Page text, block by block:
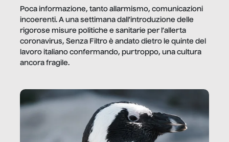
Poca informazione, tanto allarmismo, comunicazioni
incoerenti. A una settimana dall’introduzione delle
rigorose misure politiche e sanitarie per l’allerta
coronavirus, Senza Filtro è andato dietro le quinte del
lavoro italiano confermando, purtroppo, una cultura
ancora fragile.